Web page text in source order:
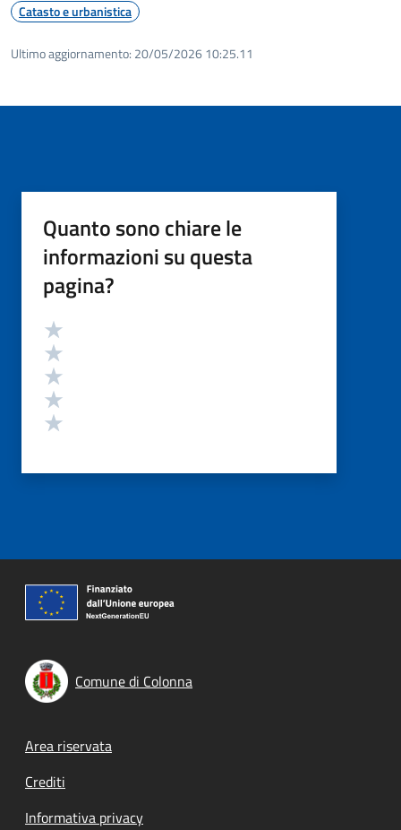
Catasto e urbanistica
Ultimo aggiornamento: 20/05/2026 10:25.11
Quanto sono chiare le
informazioni su questa
pagina?
Valutazione
Comune di Colonna
Footer menu
Area riservata
Crediti
Informativa privacy